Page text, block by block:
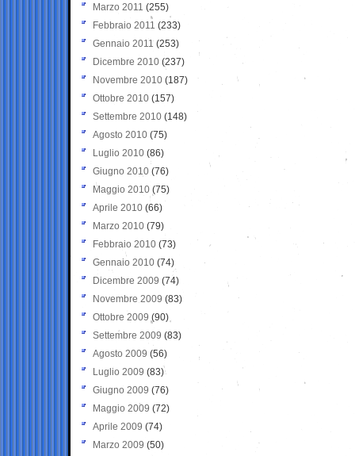
Marzo 2011 (255)
Febbraio 2011 (233)
Gennaio 2011 (253)
Dicembre 2010 (237)
Novembre 2010 (187)
Ottobre 2010 (157)
Settembre 2010 (148)
Agosto 2010 (75)
Luglio 2010 (86)
Giugno 2010 (76)
Maggio 2010 (75)
Aprile 2010 (66)
Marzo 2010 (79)
Febbraio 2010 (73)
Gennaio 2010 (74)
Dicembre 2009 (74)
Novembre 2009 (83)
Ottobre 2009 (90)
Settembre 2009 (83)
Agosto 2009 (56)
Luglio 2009 (83)
Giugno 2009 (76)
Maggio 2009 (72)
Aprile 2009 (74)
Marzo 2009 (50)